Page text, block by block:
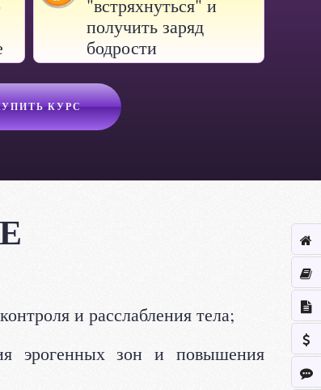
"встряхнуться" и
получить заряд
бодрости
КУРС
и расслабления тела;
эрогенных зон и повышения